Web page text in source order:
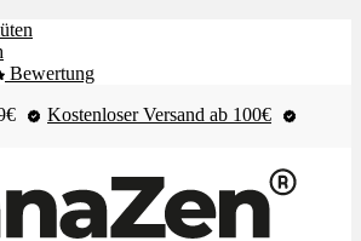
Bewertung
Kostenloser Versand ab 100€